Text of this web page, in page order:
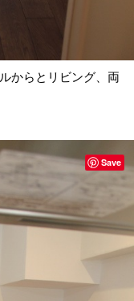
からとリビング、両
Save